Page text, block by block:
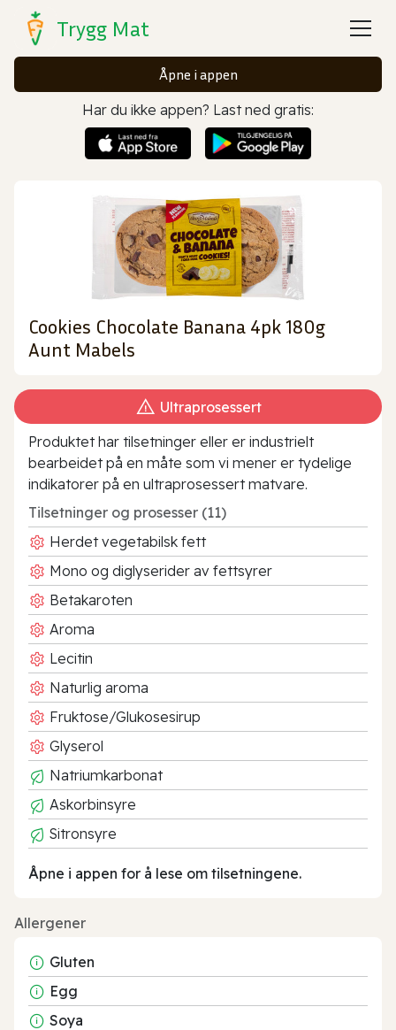
Trygg Mat
Åpne i appen
Har du ikke appen? Last ned gratis:
Cookies Chocolate Banana 4pk 180g
Aunt Mabels
Ultraprosessert
Produktet har tilsetninger eller er industrielt
bearbeidet på en måte som vi mener er tydelige
indikatorer på en ultraprosessert matvare.
Tilsetninger og prosesser (11)
Herdet vegetabilsk fett
Mono og diglyserider av fettsyrer
Betakaroten
Aroma
Lecitin
Naturlig aroma
Fruktose/Glukosesirup
Glyserol
Natriumkarbonat
Askorbinsyre
Sitronsyre
Åpne i appen for å lese om tilsetningene.
Allergener
Gluten
Egg
Soya